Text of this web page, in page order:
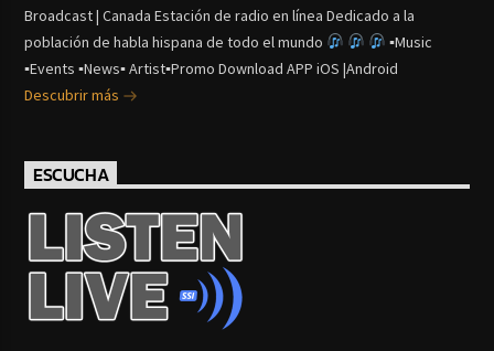
Broadcast | Canada Estación de radio en línea Dedicado a la
población de habla hispana de todo el mundo
▪Music
▪Events ▪News▪ Artist▪Promo Download APP iOS |Android
Descubrir más
ESCUCHA